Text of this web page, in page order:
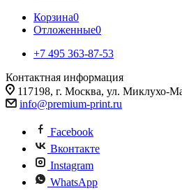
Корзина0
Отложенные0
+7 495 363-87-53
Контактная информация
117198, г. Москва, ул. Миклухо-
info@premium-print.ru
Facebook
Вконтакте
Instagram
WhatsApp